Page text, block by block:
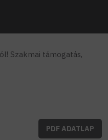
Szakmai támogatás,
PDF ADATLAP